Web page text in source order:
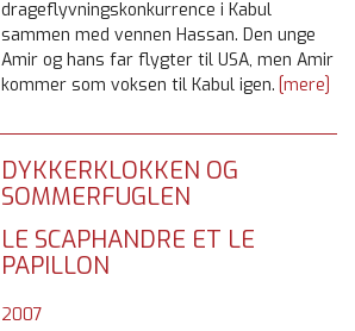
drageflyvningskonkurrence i Kabul
sammen med vennen Hassan. Den unge
Amir og hans far flygter til USA, men Amir
kommer som voksen til Kabul igen. [mere]
DYKKERKLOKKEN OG
SOMMERFUGLEN
LE SCAPHANDRE ET LE
PAPILLON
2007